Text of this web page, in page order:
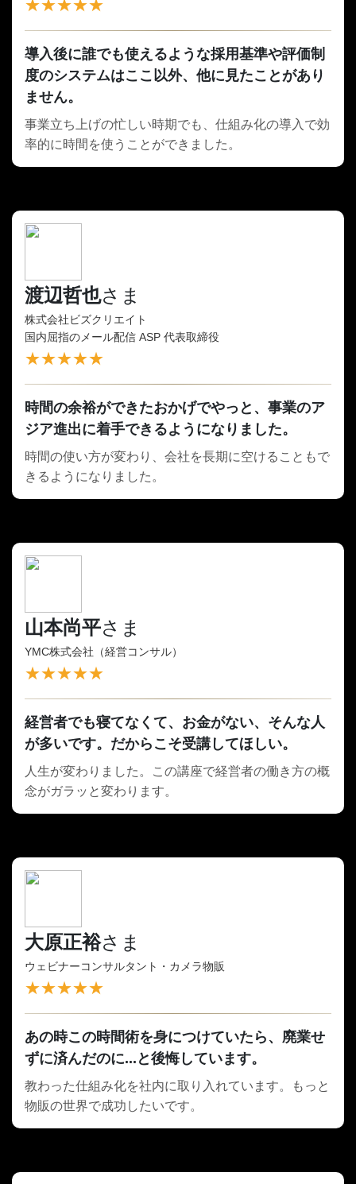
★★★★★
導入後に誰でも使えるような採用基準や評価制
度のシステムはここ以外、他に見たことがあり
ません。
事業立ち上げの忙しい時期でも、仕組み化の導入で効
率的に時間を使うことができました。
渡辺哲也さま
株式会社ビズクリエイト
国内屈指のメール配信 ASP 代表取締役
★★★★★
時間の余裕ができたおかげでやっと、事業のア
ジア進出に着手できるようになりました。
時間の使い方が変わり、会社を長期に空けることもで
きるようになりました。
山本尚平さま
YMC株式会社（経営コンサル）
★★★★★
経営者でも寝てなくて、お金がない、そんな人
が多いです。だからこそ受講してほしい。
人生が変わりました。この講座で経営者の働き方の概
念がガラッと変わります。
大原正裕さま
ウェビナーコンサルタント・カメラ物販
★★★★★
あの時この時間術を身につけていたら、廃業せ
ずに済んだのに...と後悔しています。
教わった仕組み化を社内に取り入れています。もっと
物販の世界で成功したいです。